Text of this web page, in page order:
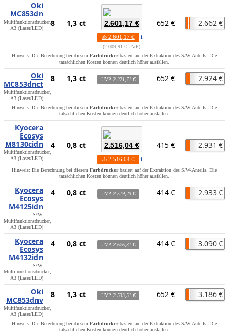
Oki
MC853dn
Multifunktionsdrucker,
A3 (Laser/LED)
8 1,3 ct 2.601,17 €
ab 2.601,17 €
1
2.009,91 € UVP
652 € 2.662 €
Hinweis: Die Berechnung bei diesem Farbdruckerbasiert auf der Extraktion des S/W-Anteils. Die
tatsächlichen Kosten können deutlich höher ausfallen.
Oki
MC853dnct
Multifunktionsdrucker,
A3 (Laser/LED)
8 1,3 ct UVP 2.271,71 € 652 € 2.924 €
Hinweis: Die Berechnung bei diesem Farbdruckerbasiert auf der Extraktion des S/W-Anteils. Die
tatsächlichen Kosten können deutlich höher ausfallen.
Kyocera
Ecosys
M8130cidn
Multifunktionsdrucker,
A3 (Laser/LED)
4 0,8 ct 2.516,04 €
ab 2.516,04 € 1
415 € 2.931 €
Hinweis: Die Berechnung bei diesem Farbdruckerbasiert auf der Extraktion des S/W-Anteils. Die
tatsächlichen Kosten können deutlich höher ausfallen.
Kyocera
Ecosys
M4125idn
S/W-
Multifunktionsdrucker,
A3 (Laser/LED)
4 0,8 ct UVP 2.519,23 € 414 € 2.933 €
Kyocera
Ecosys
M4132idn
S/W-
Multifunktionsdrucker,
A3 (Laser/LED)
4 0,8 ct UVP 2.676,31 € 414 € 3.090 €
Oki
MC853dnv
Multifunktionsdrucker,
A3 (Laser/LED)
8 1,3 ct UVP 2.533,51 € 652 € 3.186 €
Hinweis: Die Berechnung bei diesem Farbdruckerbasiert auf der Extraktion des S/W-Anteils. Die
tatsächlichen Kosten können deutlich höher ausfallen.